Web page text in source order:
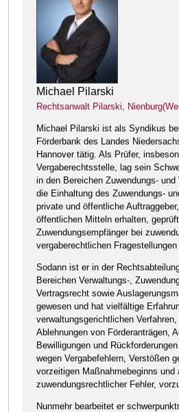
Michael Pilarski
Rechtsanwalt Pilarski,
Michael Pilarski ist als Syndikus
Förderbank des Landes
Hannover tätig. Als Prüfer,
Vergaberechtsstelle, lag sein
in den Bereichen Zuwendungs-
die Einhaltung des Zuwendungs-
private und öffentliche
öffentlichen Mitteln erhalten,
Zuwendungsempfänger bei
vergaberechtlichen
Sodann ist er in der
Bereichen Verwaltungs-,
Vertragsrecht sowie
gewesen und hat vielfältige
verwaltungsgerichtlichen
Ablehnungen von Förderanträgen,
Bewilligungen und
wegen Vergabefehlern, Verstößen
vorzeitigen Maßnahmebeginns und
zuwendungsrechtlicher Fehler,
Nunmehr bearbeitet er